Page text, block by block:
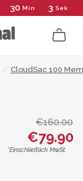
30 Min 2 Sek
/ CloudSac 100
€160.00
€79.90
*Einschließlich MwSt.